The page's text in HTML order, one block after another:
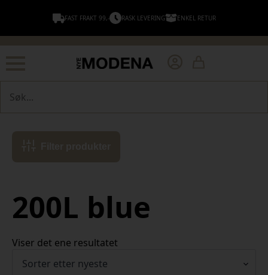
FAST FRAKT 99,- RASK LEVERING ENKEL RETUR
200L blue
Viser det ene resultatet